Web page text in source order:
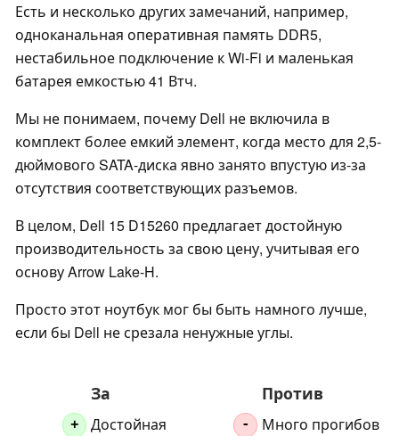
Есть и несколько других замечаний, например,
одноканальная оперативная память DDR5,
нестабильное подключение к Wi-Fi и маленькая
батарея емкостью 41 Втч.
Мы не понимаем, почему Dell не включила в
комплект более емкий элемент, когда место для 2,5-
дюймового SATA-диска явно занято впустую из-за
отсутствия соответствующих разъемов.
В целом, Dell 15 D15260 предлагает достойную
производительность за свою цену, учитывая его
основу Arrow Lake-H.
Просто этот ноутбук мог бы быть намного лучше,
если бы Dell не срезала ненужные углы.
За
+
Достойная
Против
-
Много прогибов